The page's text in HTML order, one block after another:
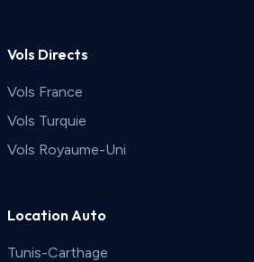
Vols Directs
Vols France
Vols Turquie
Vols Royaume-Uni
Location Auto
Tunis-Carthage